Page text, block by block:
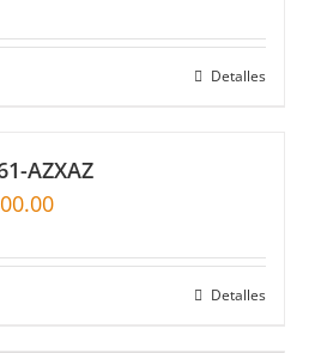
Detalles
AZXAZ
Detalles